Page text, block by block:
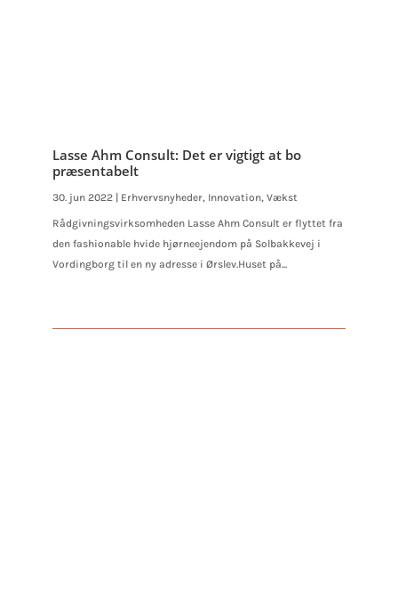
Lasse Ahm Consult: Det er vigtigt at bo
præsentabelt
30. jun 2022 Erhvervsnyheder, Innovation,Vækst
Rådgivningsvirksomheden Lasse Ahm Consult er flyttet fra
den fashionable hvide hjørneejendom på Solbakkevej i
Vordingborg til en ny adresse i Ørslev.Huset på...